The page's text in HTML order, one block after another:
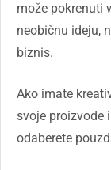
može pokrenuti
neobičnu ideju,
biznis.
Ako imate
svoje proizvode
odaberete